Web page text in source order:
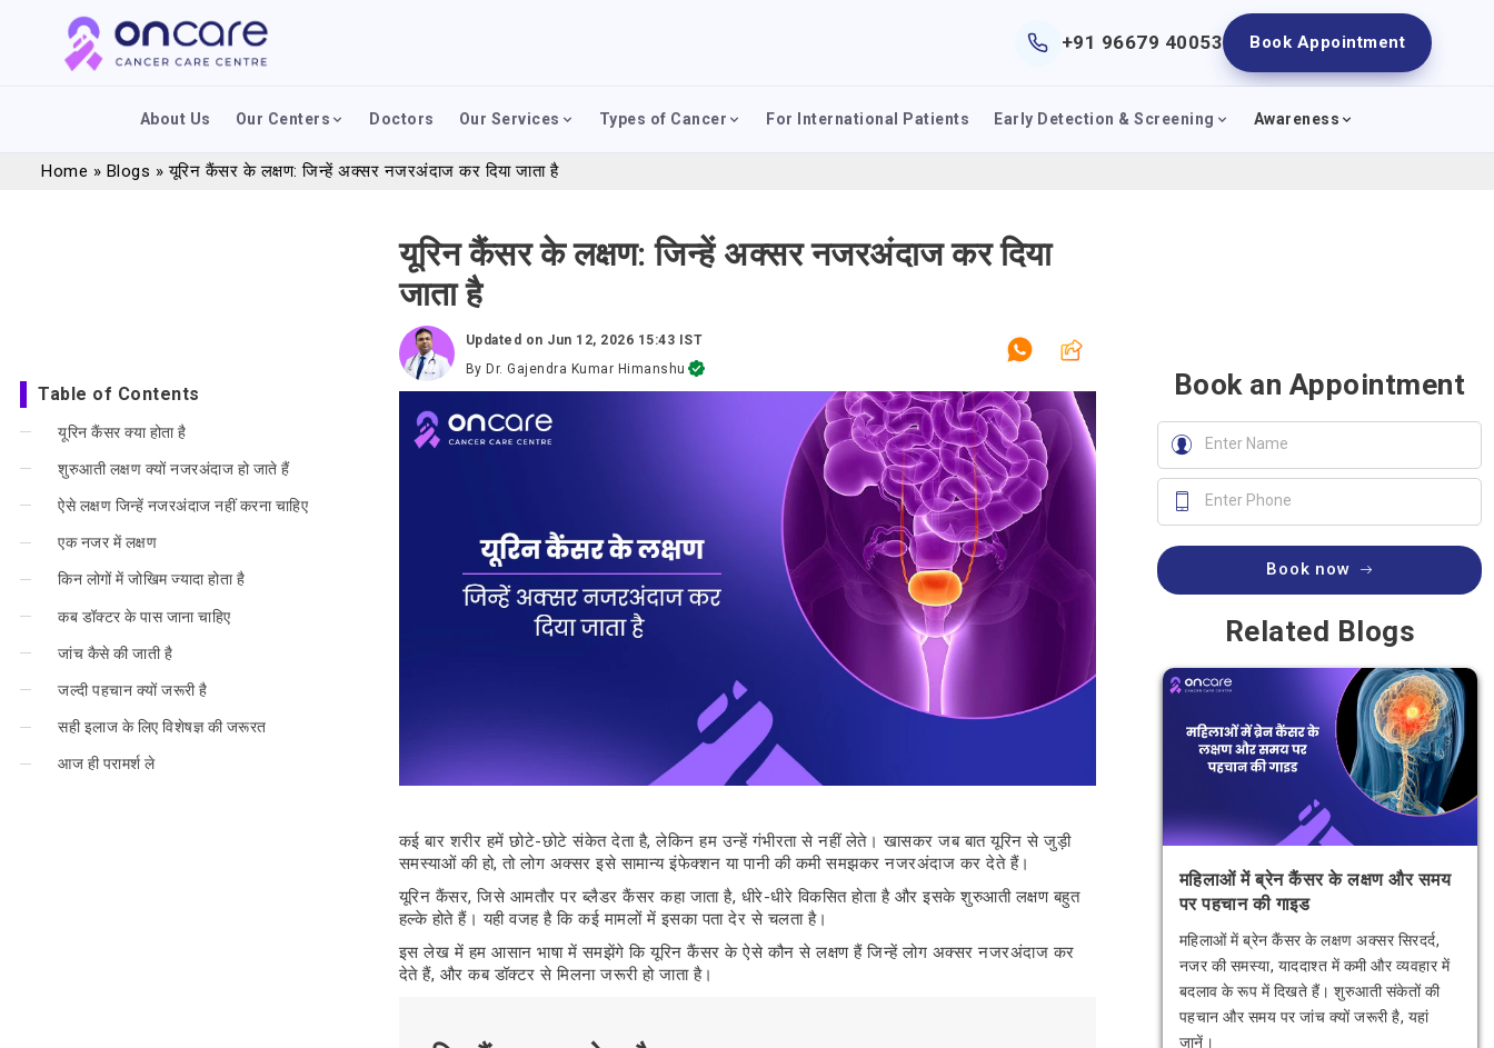
+91 96679 40053 Book Appointment
About Us Our Centers Doctors Our Services Types of Cancer For International Patients Early Detection & Screening Awareness
Home » Blogs »यूरिन कैंसर के लक्षण: जिन्हें अक्सर नजरअंदाज कर दिया जाता है
Table of Contents
यूरिन कैंसर क्या होता है
शुरुआती लक्षण क्यों नजरअंदाज हो जाते हैं
ऐसे लक्षण जिन्हें नजरअंदाज नहीं करना चाहिए
एक नजर में लक्षण
किन लोगों में जोखिम ज्यादा होता है
कब डॉक्टर के पास जाना चाहिए
जांच कैसे की जाती है
जल्दी पहचान क्यों जरूरी है
सही इलाज के लिए विशेषज्ञ की जरूरत
आज ही परामर्श ले
यूरिन कैंसर के लक्षण: जिन्हें अक्सर नजरअंदाज कर दिया
जाता है
Updated on Jun 12, 2026 15:43 IST
By Dr. Gajendra Kumar Himanshu
कई बार शरीर हमें छोटे-छोटे संकेत देता है, लेकिन हम उन्हें गंभीरता से नहीं लेते। खासकर जब बात यूरिन से जुड़ी
समस्याओं की हो, तो लोग अक्सर इसे सामान्य इंफेक्शन या पानी की कमी समझकर नजरअंदाज कर देते हैं।
यूरिन कैंसर, जिसे आमतौर पर ब्लैडर कैंसर कहा जाता है, धीरे-धीरे विकसित होता है और इसके शुरुआती लक्षण बहुत
हल्के होते हैं। यही वजह है कि कई मामलों में इसका पता देर से चलता है।
इस लेख में हम आसान भाषा में समझेंगे कि यूरिन कैंसर के ऐसे कौन से लक्षण हैं जिन्हें लोग अक्सर नजरअंदाज कर
देते हैं, और कब डॉक्टर से मिलना जरूरी हो जाता है।
Book an Appointment
Book now
Related Blogs
महिलाओं में ब्रेन कैंसर के लक्षण और समय
पर पहचान की गाइड
महिलाओं में ब्रेन कैंसर के लक्षण अक्सर सिरदर्द,
नजर की समस्या, याददाश्त में कमी और व्यवहार में
बदलाव के रूप में दिखते हैं। शुरुआती संकेतों की
पहचान और समय पर जांच क्यों जरूरी है, यहां
जानें।